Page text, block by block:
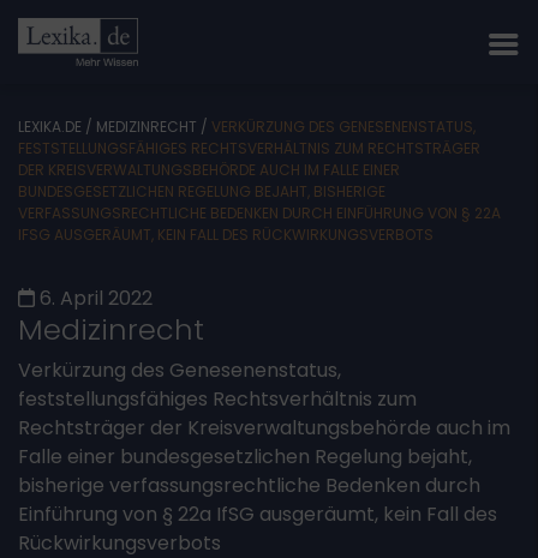
LEXIKA.DE / MEDIZINRECHT / VERKÜRZUNG DES GENESENENSTATUS,
FESTSTELLUNGSFÄHIGES RECHTSVERHÄLTNIS ZUM RECHTSTRÄGER
DER KREISVERWALTUNGSBEHÖRDE AUCH IM FALLE EINER
BUNDESGESETZLICHEN REGELUNG BEJAHT, BISHERIGE
VERFASSUNGSRECHTLICHE BEDENKEN DURCH EINFÜHRUNG VON § 22A
IFSG AUSGERÄUMT, KEIN FALL DES RÜCKWIRKUNGSVERBOTS
6. April 2022
Medizinrecht
Verkürzung des Genesenenstatus,
feststellungsfähiges Rechtsverhältnis zum
Rechtsträger der Kreisverwaltungsbehörde auch im
Falle einer bundesgesetzlichen Regelung bejaht,
bisherige verfassungsrechtliche Bedenken durch
Einführung von § 22a IfSG ausgeräumt, kein Fall des
Rückwirkungsverbots